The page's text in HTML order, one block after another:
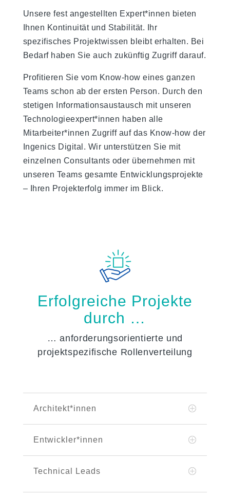
Unsere fest angestellten Expert*innen bieten
Ihnen Kontinuität und Stabilität. Ihr
spezifisches Projektwissen bleibt erhalten. Bei
Bedarf haben Sie auch zukünftig Zugriff darauf.
Profitieren Sie vom Know-how eines ganzen
Teams schon ab der ersten Person. Durch den
stetigen Informationsaustausch mit unseren
Technologieexpert*innen haben alle
Mitarbeiter*innen Zugriff auf das Know-how der
Ingenics Digital. Wir unterstützen Sie mit
einzelnen Consultants oder übernehmen mit
unseren Teams gesamte Entwicklungsprojekte
– Ihren Projekterfolg immer im Blick.
Erfolgreiche Projekte
durch …
… anforderungsorientierte und
projektspezifische Rollenverteilung
Architekt*innen
Entwickler*innen
Technical Leads